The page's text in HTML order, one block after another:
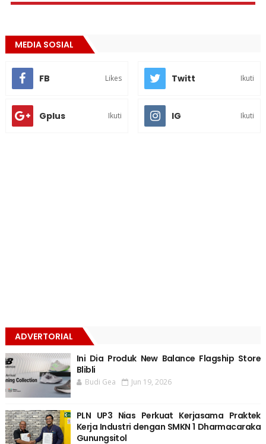
MEDIA SOSIAL
FB Likes Twitt Ikuti
Gplus Ikuti IG Ikuti
ADVERTORIAL
Ini Dia Produk New Balance Flagship Store
Blibli
Budi Gea Jun 19, 2026
PLN UP3 Nias Perkuat Kerjasama Praktek
Kerja Industri dengan SMKN 1 Dharmacaraka
Gunungsitol